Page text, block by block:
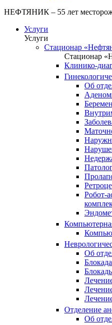
НЕФТЯНИК – 55 лет
Услуги
Услуги
Стационар
Стационар
Клинико-
Об
Робот-
Об
Отделение
Об